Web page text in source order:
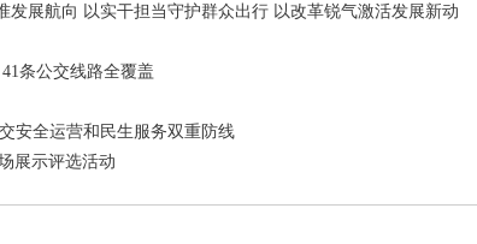
展航向 以实干担当守护群众出行 以改革锐气激活发展新动
条公交线路全覆盖
安全运营和民生服务双重防线
展示评选活动